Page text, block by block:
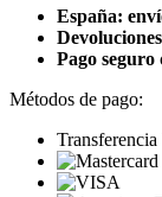
España:
Pago seguro
Métodos de pago:
Transferencia